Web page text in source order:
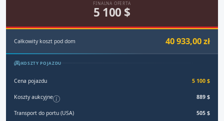
FINALNA OFERTA
5 100 $
Całkowity koszt pod dom 40 933,00 zł
KOSZTY POJAZDU
Cena pojazdu 5 100 $
Koszty aukcyjne 889 $
Transport do portu (USA) 505 $